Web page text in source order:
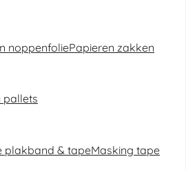
noppenfoliePapieren zakken
pallets
plakband & tapeMasking tape